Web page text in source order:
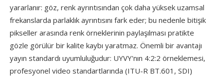
yararlanır: göz, renk ayrıntısından çok daha yüksek uzamsal
frekanslarda parlaklık ayrıntısını fark eder; bu nedenle bitişik
pikseller arasında renk örneklerinin paylaşılması pratikte
gözle görülür bir kalite kaybı yaratmaz. Önemli bir avantajı
yayın standardı uyumluluğudur: UYVY'nın 4:2:2 örneklemesi,
profesyonel video standartlarında (ITU-R BT.601, SDI)